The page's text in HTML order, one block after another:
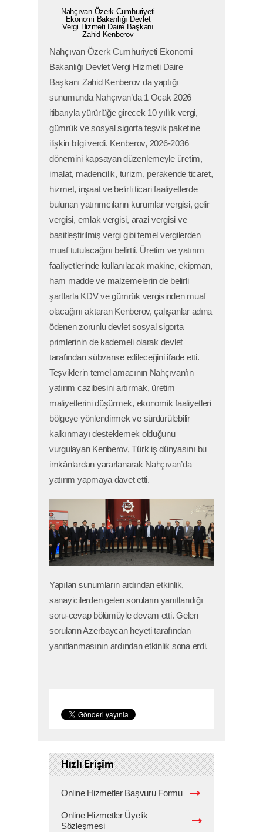
Nahçıvan Özerk Cumhuriyeti
Ekonomi Bakanlığı Devlet
Vergi Hizmeti Daire Başkanı
Zahid Kenberov
Nahçıvan Özerk Cumhuriyeti Ekonomi
Bakanlığı Devlet Vergi Hizmeti Daire
Başkanı Zahid Kenberov da yaptığı
sunumunda Nahçıvan’da 1 Ocak 2026
itibarıyla yürürlüğe girecek 10 yıllık vergi,
gümrük ve sosyal sigorta teşvik paketine
ilişkin bilgi verdi. Kenberov, 2026-2036
dönemini kapsayan düzenlemeyle üretim,
imalat, madencilik, turizm, perakende ticaret,
hizmet, inşaat ve belirli ticari faaliyetlerde
bulunan yatırımcıların kurumlar vergisi, gelir
vergisi, emlak vergisi, arazi vergisi ve
basitleştirilmiş vergi gibi temel vergilerden
muaf tutulacağını belirtti. Üretim ve yatırım
faaliyetlerinde kullanılacak makine, ekipman,
ham madde ve malzemelerin de belirli
şartlarla KDV ve gümrük vergisinden muaf
olacağını aktaran Kenberov, çalışanlar adına
ödenen zorunlu devlet sosyal sigorta
primlerinin de kademeli olarak devlet
tarafından sübvanse edileceğini ifade etti.
Teşviklerin temel amacının Nahçıvan’ın
yatırım cazibesini artırmak, üretim
maliyetlerini düşürmek, ekonomik faaliyetleri
bölgeye yönlendirmek ve sürdürülebilir
kalkınmayı desteklemek olduğunu
vurgulayan Kenberov, Türk iş dünyasını bu
imkânlardan yararlanarak Nahçıvan’da
yatırım yapmaya davet etti.
Yapılan sunumların ardından etkinlik,
sanayicilerden gelen soruların yanıtlandığı
soru-cevap bölümüyle devam etti. Gelen
soruların Azerbaycan heyeti tarafından
yanıtlanmasının ardından etkinlik sona erdi.
Hızlı Erişim
Online Hizmetler Başvuru Formu
Online Hizmetler Üyelik
Sözleşmesi
E-BÜLTEN
Copyright © 2025,
İstanbul Sanayi Odası
Gizlilik ve Hukuki Şartlar
KVKK Bilgilendirme
Bu site içeriğinin her türlü hakkı İstanbul Sanayi
Odası'na aittir. İzinsiz kullanılamaz.Site Haritası
Normal versiyona geçmek için tıklayınız